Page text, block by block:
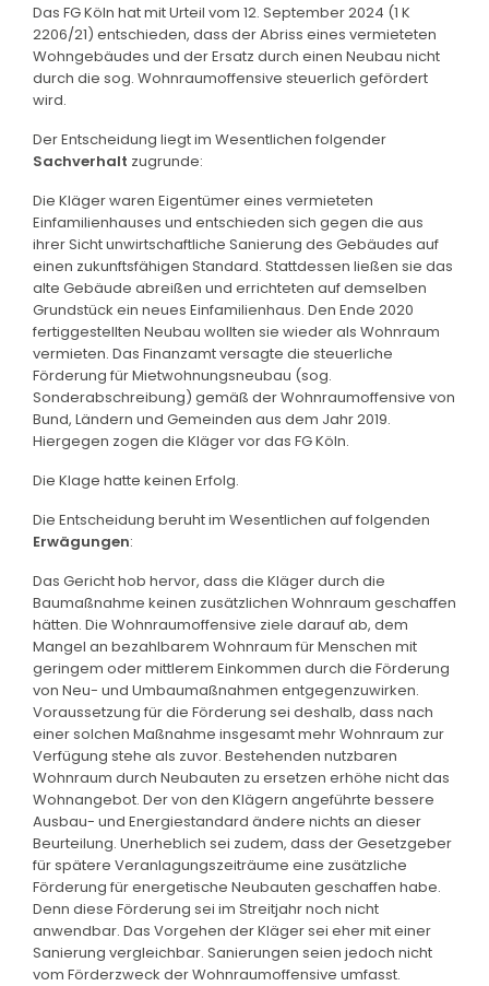
Das FG Köln hat mit Urteil vom 12. September 2024 (1 K
2206/21) entschieden, dass der Abriss eines vermieteten
Wohngebäudes und der Ersatz durch einen Neubau nicht
durch die sog. Wohnraumoffensive steuerlich gefördert
wird.
Der Entscheidung liegt im Wesentlichen folgender
Sachverhalt zugrunde:
Die Kläger waren Eigentümer eines vermieteten
Einfamilienhauses und entschieden sich gegen die aus
ihrer Sicht unwirtschaftliche Sanierung des Gebäudes auf
einen zukunftsfähigen Standard. Stattdessen ließen sie das
alte Gebäude abreißen und errichteten auf demselben
Grundstück ein neues Einfamilienhaus. Den Ende 2020
fertiggestellten Neubau wollten sie wieder als Wohnraum
vermieten. Das Finanzamt versagte die steuerliche
Förderung für Mietwohnungsneubau (sog.
Sonderabschreibung) gemäß der Wohnraumoffensive von
Bund, Ländern und Gemeinden aus dem Jahr 2019.
Hiergegen zogen die Kläger vor das FG Köln.
Die Klage hatte keinen Erfolg.
Die Entscheidung beruht im Wesentlichen auf folgenden
Erwägungen:
Das Gericht hob hervor, dass die Kläger durch die
Baumaßnahme keinen zusätzlichen Wohnraum geschaffen
hätten. Die Wohnraumoffensive ziele darauf ab, dem
Mangel an bezahlbarem Wohnraum für Menschen mit
geringem oder mittlerem Einkommen durch die Förderung
von Neu- und Umbaumaßnahmen entgegenzuwirken.
Voraussetzung für die Förderung sei deshalb, dass nach
einer solchen Maßnahme insgesamt mehr Wohnraum zur
Verfügung stehe als zuvor. Bestehenden nutzbaren
Wohnraum durch Neubauten zu ersetzen erhöhe nicht das
Wohnangebot. Der von den Klägern angeführte bessere
Ausbau- und Energiestandard ändere nichts an dieser
Beurteilung. Unerheblich sei zudem, dass der Gesetzgeber
für spätere Veranlagungszeiträume eine zusätzliche
Förderung für energetische Neubauten geschaffen habe.
Denn diese Förderung sei im Streitjahr noch nicht
anwendbar. Das Vorgehen der Kläger sei eher mit einer
Sanierung vergleichbar. Sanierungen seien jedoch nicht
vom Förderzweck der Wohnraumoffensive umfasst.